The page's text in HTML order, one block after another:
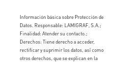
Información básica sobre Protección de
Datos. Responsable: LAMIGRAF, S.A.;
Finalidad: Atender su contacto.;
Derechos: Tiene derecho a acceder,
rectificar y suprimir los datos, así como
otros derechos, que se explican en la